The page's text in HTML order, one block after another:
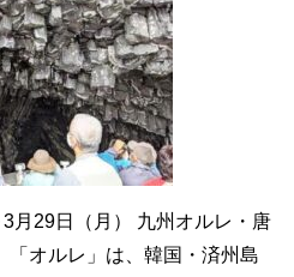
29日（月） 九州オルレ・唐
「オルレ」は、韓国・済州島